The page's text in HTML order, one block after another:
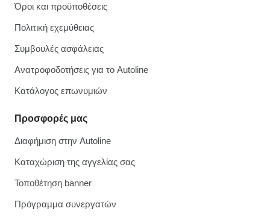
Όροι και προϋποθέσεις
Πολιτική εχεμύθειας
Συμβουλές ασφάλειας
Ανατροφοδοτήσεις για το Autoline
Κατάλογος επωνυμιών
Προσφορές μας
Διαφήμιση στην Autoline
Καταχώριση της αγγελίας σας
Τοποθέτηση banner
Πρόγραμμα συνεργατών